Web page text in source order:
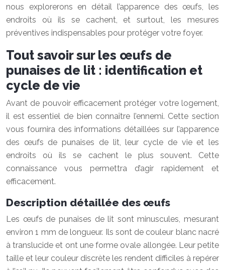
nous explorerons en détail l’apparence des œufs, les
endroits où ils se cachent, et surtout, les mesures
préventives indispensables pour protéger votre foyer.
Tout savoir sur les œufs de
punaises de lit : identification et
cycle de vie
Avant de pouvoir efficacement protéger votre logement,
il est essentiel de bien connaître l’ennemi. Cette section
vous fournira des informations détaillées sur l’apparence
des œufs de punaises de lit, leur cycle de vie et les
endroits où ils se cachent le plus souvent. Cette
connaissance vous permettra d’agir rapidement et
efficacement.
Description détaillée des œufs
Les œufs de punaises de lit sont minuscules, mesurant
environ 1 mm de longueur. Ils sont de couleur blanc nacré
à translucide et ont une forme ovale allongée. Leur petite
taille et leur couleur discrète les rendent difficiles à repérer